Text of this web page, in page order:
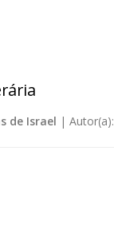
de Israel | Autor(a):